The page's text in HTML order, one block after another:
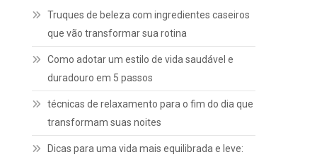
Truques de beleza com ingredientes caseiros
que vão transformar sua rotina
Como adotar um estilo de vida saudável e
duradouro em 5 passos
técnicas de relaxamento para o fim do dia que
transformam suas noites
Dicas para uma vida mais equilibrada e leve: